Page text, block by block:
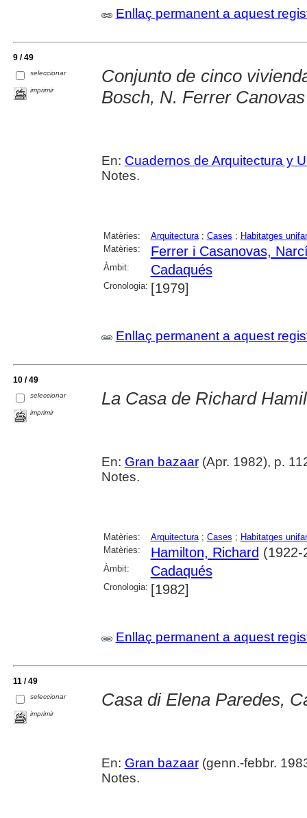
Enllaç permanent a aquest
9 / 49
seleccionar
imprimir
Conjunto de cinco
Bosch, N. Ferrer Canovas
En: Cuadernos de Arquitectura y
Notes.
Matèries: Arquitectura; Cases ; Habitatges
Matèries:
Ferrer i Casanovas,
Àmbit: Cadaqués
Cronologia: [1979]
Enllaç permanent a aquest
10 / 49
seleccionar
imprimir
La Casa de Richard
En: Gran bazaar(Apr. 1982), p.
Notes.
Matèries: Arquitectura; Cases ; Habitatges
Matèries:
Hamilton, Richard (1922-
Àmbit: Cadaqués
Cronologia: [1982]
Enllaç permanent a aquest
11 / 49
seleccionar
imprimir
Casa di Elena Paredes,
En: Gran bazaar(genn.-febbr.
Notes.